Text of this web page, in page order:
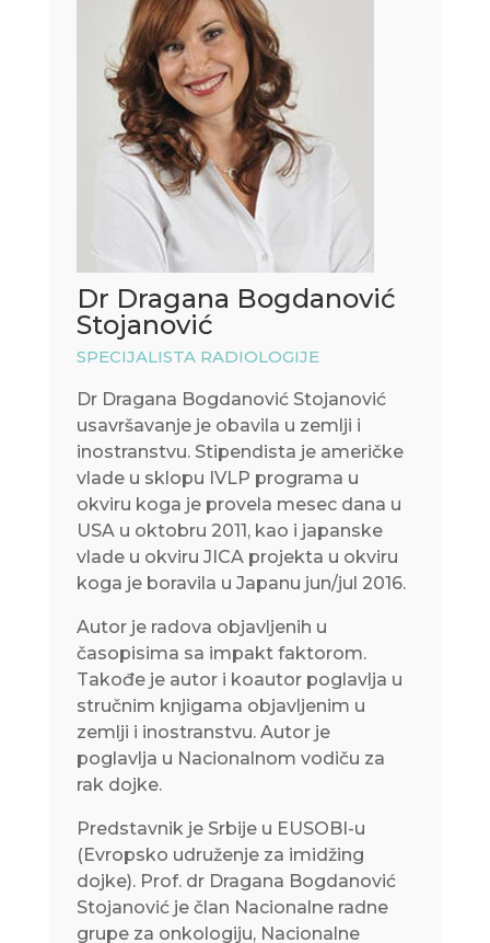
Dr Dragana Bogdanović
Stojanović
SPECIJALISTA RADIOLOGIJE
Dr Dragana Bogdanović Stojanović
usavršavanje je obavila u zemlji i
inostranstvu. Stipendista je američke
vlade u sklopu IVLP programa u
okviru koga je provela mesec dana u
USA u oktobru 2011, kao i japanske
vlade u okviru JICA projekta u okviru
koga je boravila u Japanu jun/jul 2016.
Autor je radova objavljenih u
časopisima sa impakt faktorom.
Takođe je autor i koautor poglavlja u
stručnim knjigama objavljenim u
zemlji i inostranstvu. Autor je
poglavlja u Nacionalnom vodiču za
rak dojke.
Predstavnik je Srbije u EUSOBI-u
(Evropsko udruženje za imidžing
dojke). Prof. dr Dragana Bogdanović
Stojanović je član Nacionalne radne
grupe za onkologiju, Nacionalne